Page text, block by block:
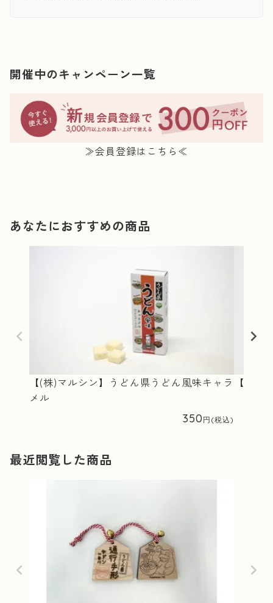
開催中のキャンペーン一覧
≫会員登録はこちら≪
あなたにおすすめの商品
【(株)マルシン】うどん県うどん風味キャラ
メル
350
【大
最近閲覧した商品